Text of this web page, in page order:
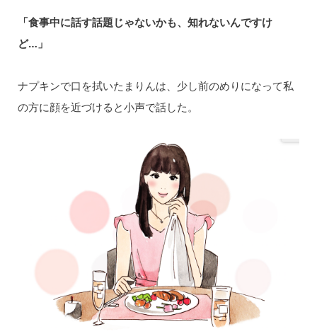
「食事中に話す話題じゃないかも、知れないんですけ
ど…」
ナプキンで口を拭いたまりんは、少し前のめりになって私
の方に顔を近づけると小声で話した。